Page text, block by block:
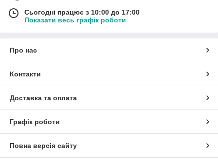
Сьогодні працює з 10:00 до 17:00
Показати весь графік роботи
Про нас
Контакти
Доставка та оплата
Графік роботи
Повна версія сайту